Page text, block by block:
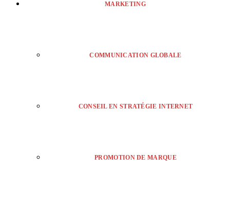
MARKETING
COMMUNICATION GLOBALE
CONSEIL EN STRATÉGIE INTERNET
PROMOTION DE MARQUE